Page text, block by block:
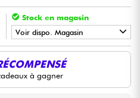
Stock en magasin
Voir dispo. Magasin
LA PÉDALE BYStar'SMusic
Star' S MusicBORDEAUX
à gagner